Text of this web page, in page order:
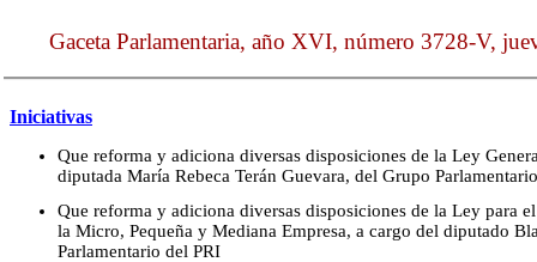
Gaceta Parlamentaria, año XVI, número 3728-V,
Iniciativas
Que reforma y adiciona diversas disposiciones de la Ley
diputada María Rebeca Terán Guevara, del Grupo
Que reforma y adiciona diversas disposiciones de la Ley para
la Micro, Pequeña y Mediana Empresa, a cargo del diputado
Parlamentario del PRI